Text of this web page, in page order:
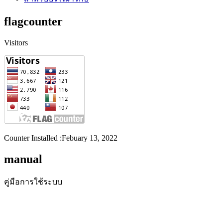
flagcounter
Visitors
Counter Installed :Febuary 13, 2022
manual
คู่มือการใช้ระบบ